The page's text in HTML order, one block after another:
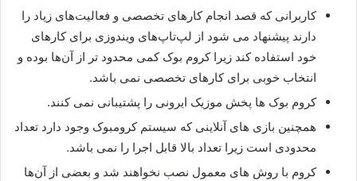
کاربرانی که قصد انجام کارهای تخصصی و فعالیت‌های زیاد را
دارند پیشنهاد می شود از لپ‌تاپ‌های ویندوزی برای کارهای
خود استفاده کند زیرا کروم بوک کمی محدود تر از آن‌ها بوده و
انتخاب خوبی برای کارهای تخصصی نمی باشد.
کروم بوک ها پخش موزیک ایرونی را پشتیبانی نمی کنند.
همچنین بازی های آنلاینی که سیستم کرومبوک وجود دارد تعداد
محدودی است زیرا تعداد بالا قابل اجرا را نمی باشد.
کروم با روش های معمول نصب نخواهند شد و بعضی از آن‌ها